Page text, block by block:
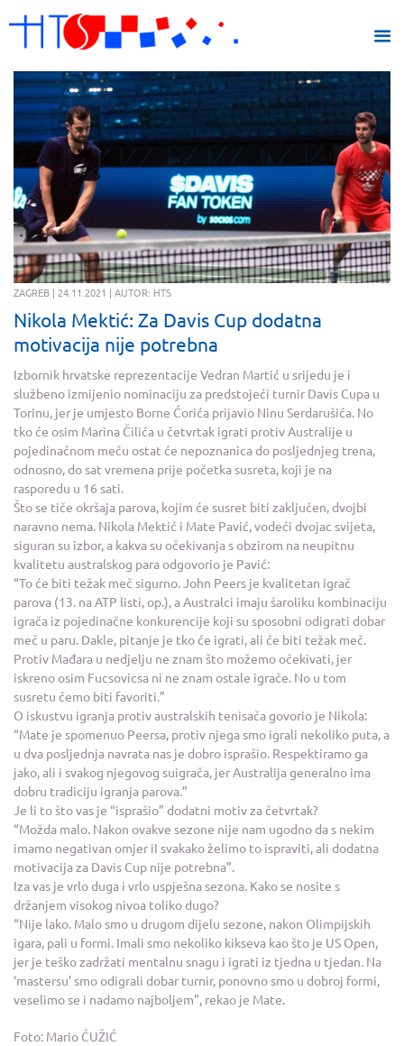
ZAGREB | 24.11.2021 | AUTOR: HTS
Nikola Mektić: Za Davis Cup dodatna
motivacija nije potrebna
Izbornik hrvatske reprezentacije Vedran Martić u srijedu je i
službeno izmijenio nominaciju za predstojeći turnir Davis Cupa u
Torinu, jer je umjesto Borne Ćorića prijavio Ninu Serdarušića. No
tko će osim Marina Čilića u četvrtak igrati protiv Australije u
pojedinačnom meču ostat će nepoznanica do posljednjeg trena,
odnosno, do sat vremena prije početka susreta, koji je na
rasporedu u 16 sati.
Što se tiče okršaja parova, kojim će susret biti zaključen, dvojbi
naravno nema. Nikola Mektić i Mate Pavić, vodeći dvojac svijeta,
siguran su izbor, a kakva su očekivanja s obzirom na neupitnu
kvalitetu australskog para odgovorio je Pavić:
“To će biti težak meč sigurno. John Peers je kvalitetan igrač
parova (13. na ATP listi, op.), a Australci imaju šaroliku kombinaciju
igrača iz pojedinačne konkurencije koji su sposobni odigrati dobar
meč u paru. Dakle, pitanje je tko će igrati, ali će biti težak meč.
Protiv Mađara u nedjelju ne znam što možemo očekivati, jer
iskreno osim Fucsovicsa ni ne znam ostale igrače. No u tom
susretu ćemo biti favoriti.”
O iskustvu igranja protiv australskih tenisača govorio je Nikola:
“Mate je spomenuo Peersa, protiv njega smo igrali nekoliko puta, a
u dva posljednja navrata nas je dobro isprašio. Respektiramo ga
jako, ali i svakog njegovog suigrača, jer Australija generalno ima
dobru tradiciju igranja parova.”
Je li to što vas je “isprašio” dodatni motiv za četvrtak?
“Možda malo. Nakon ovakve sezone nije nam ugodno da s nekim
imamo negativan omjer iI svakako želimo to ispraviti, ali dodatna
motivacija za Davis Cup nije potrebna”.
Iza vas je vrlo duga i vrlo uspješna sezona. Kako se nosite s
držanjem visokog nivoa toliko dugo?
“Nije lako. Malo smo u drugom dijelu sezone, nakon Olimpijskih
igara, pali u formi. Imali smo nekoliko kikseva kao što je US Open,
jer je teško zadržati mentalnu snagu i igrati iz tjedna u tjedan. Na
‘mastersu’ smo odigrali dobar turnir, ponovno smo u dobroj formi,
veselimo se i nadamo najboljem”, rekao je Mate.
Foto: Mario ĆUŽIĆ